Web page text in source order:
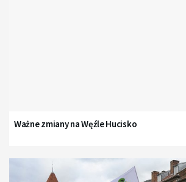
Ważne zmiany na Węźle Hucisko